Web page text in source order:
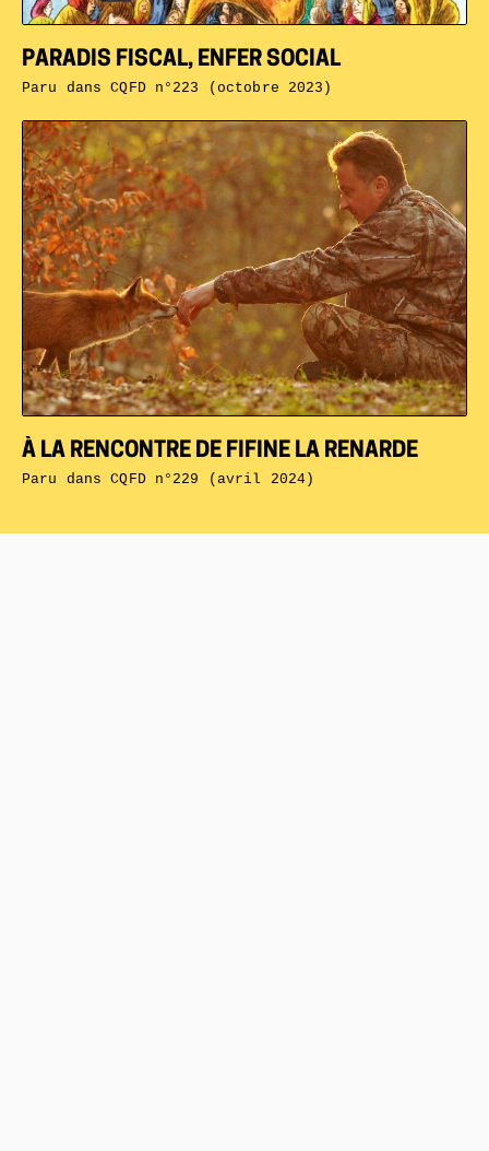
À LA RENCONTRE DE FIFINE LA RENARDE
Paru dansCQFD n°229 (avril 2024)
PARADIS FISCAL, ENFER SOCIAL
Paru dansCQFD n°223 (octobre 2023)